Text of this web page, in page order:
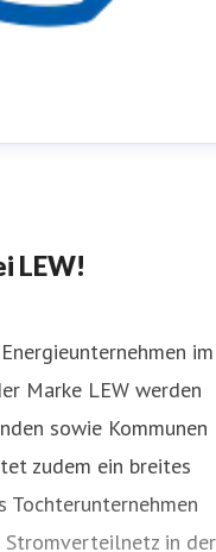
LEW!
im
Marke LEW werden
sowie Kommunen
zudem ein breites
Tochterunternehmen
Stromverteilnetz in der